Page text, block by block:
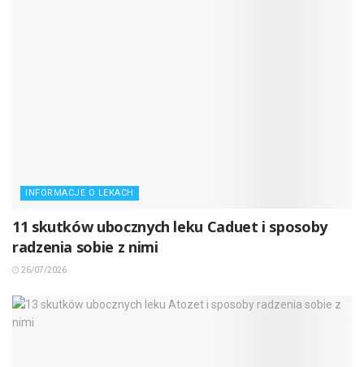
INFORMACJE O LEKACH
11 skutków ubocznych leku Caduet i sposoby
radzenia sobie z nimi
26/07/2026